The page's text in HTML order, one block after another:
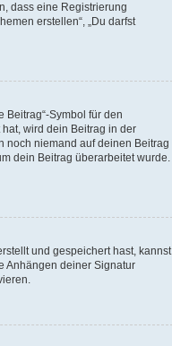
dass eine Registrierung
erstellen“, „Du darfst
Symbol für den
wird dein Beitrag in der
noch niemand auf deinen Beitrag
dein Beitrag überarbeitet wurde.
und gespeichert hast, kannst
Anhängen deiner Signatur